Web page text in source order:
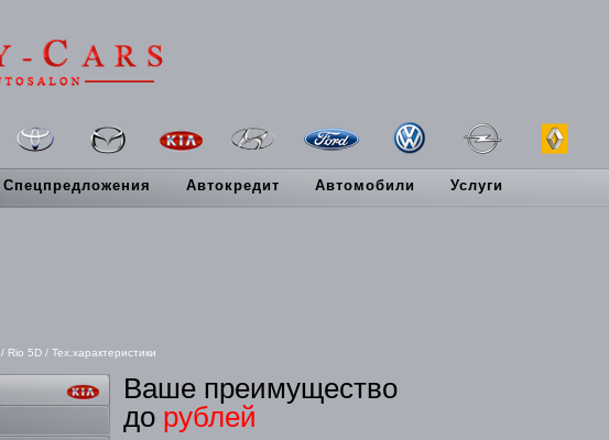
Спецпредложения Автокредит Автомобили Услуги
/ Rio 5D / Тех.характеристики
Ваше преимущество
до рублей